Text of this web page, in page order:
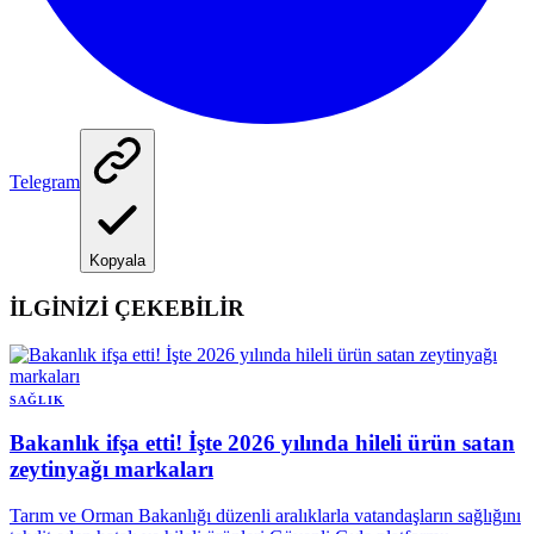
Telegram
Kopyala
İLGİNİZİ ÇEKEBİLİR
SAĞLIK
Bakanlık ifşa etti! İşte 2026 yılında hileli ürün satan
zeytinyağı markaları
Tarım ve Orman Bakanlığı düzenli aralıklarla vatandaşların sağlığını